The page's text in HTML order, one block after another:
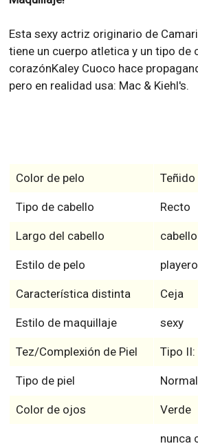
Esta sexy actriz originario de
tiene un cuerpo atletica y un tipo de
corazónKaley Cuoco hace
pero en realidad usa: Mac & Kiehl's.
Color de pelo Teñido
Tipo de cabello Recto
Largo del cabello
Estilo de pelo playero
Característica distinta Ceja
Estilo de maquillaje sexy
Tez/Complexión de Piel Tipo II:
Tipo de piel Normal
Color de ojos Verde
nunca